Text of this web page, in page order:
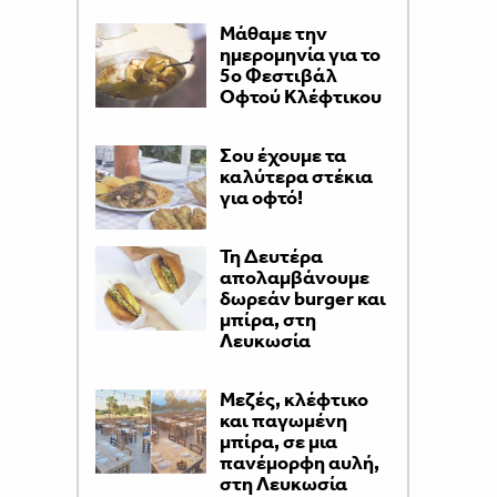
Μάθαμε την
ημερομηνία για το
5ο Φεστιβάλ
Οφτού Κλέφτικου
Σου έχουμε τα
καλύτερα στέκια
για οφτό!
Τη Δευτέρα
απολαμβάνουμε
δωρεάν burger και
μπίρα, στη
Λευκωσία
Μεζές, κλέφτικο
και παγωμένη
μπίρα, σε μια
πανέμορφη αυλή,
στη Λευκωσία